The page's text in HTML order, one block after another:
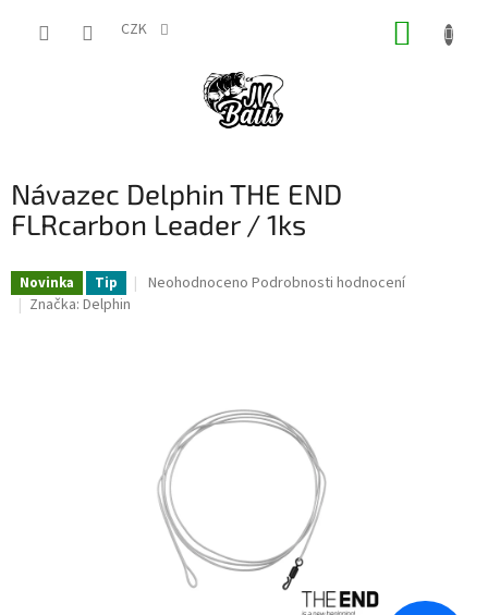
CZK
Návazec Delphin THE END
FLRcarbon Leader / 1ks
Novinka Tip
Průměrné
hvězdiček.
Neohodnoceno Podrobnosti hodnocení
Značka: Delphin